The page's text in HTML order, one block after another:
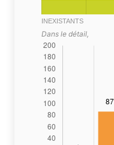
INEXISTANTS
Dans le détail,